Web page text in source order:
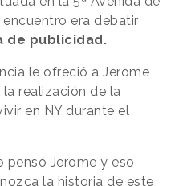
era debatir
de publicidad.
le ofreció a Jerome
la realización de la
en NY durante el
pensó Jerome y eso
la historia de este